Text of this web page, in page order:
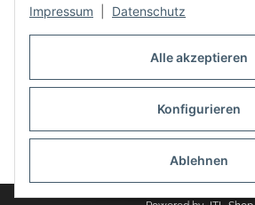
Alle akzeptieren
Konfigurieren
Ablehnen
Impressum Datenschutz
Auspuff Hotline unter:
02303 – 983 77 27
Vertrag widerrufen
* Alle Preise inkl. gesetzlicher USt., zzgl.Versand